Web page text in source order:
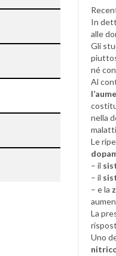
In
alle
Gli
né
Al
nella
Le
– il
– il
– e la
La
Uno